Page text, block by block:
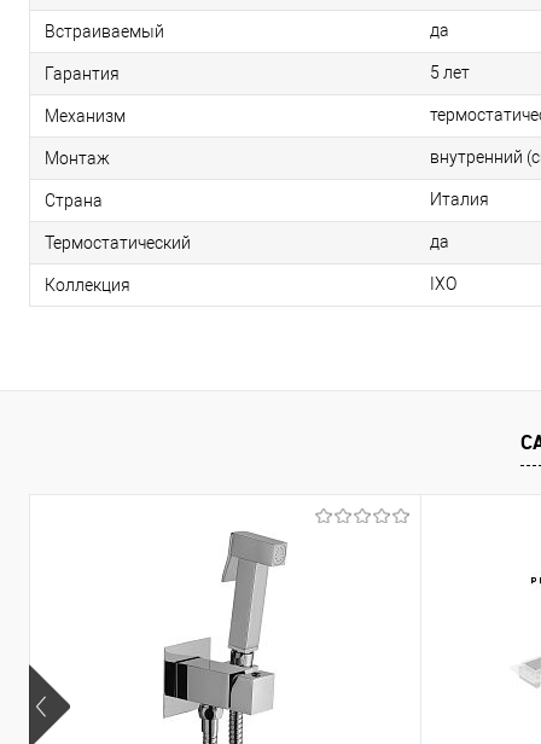
Встраиваемый да
Гарантия 5 лет
Механизм
Монтаж внутренний
Страна Италия
Термостатический да
Коллекция IXO